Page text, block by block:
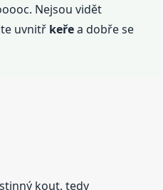
Nejsou vidět
uvnitř keřea dobře se
kout, tedy